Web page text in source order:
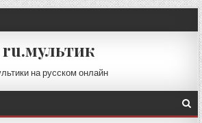
ru.мультик
на русском онлайн